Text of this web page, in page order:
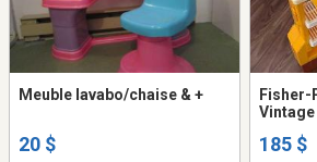
Meuble lavabo/chaise & +
20 $
Fisher-
Vintage Mcdonald’s
185 $